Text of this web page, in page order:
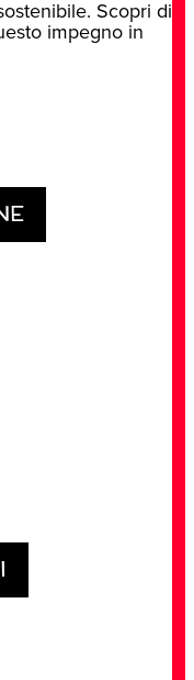
Scopri di
impegno in